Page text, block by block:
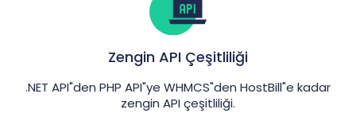
Zengin API Çeşitliliği
.NET API"den PHP API"ye WHMCS"den HostBill"e kadar
zengin API çeşitliliği.